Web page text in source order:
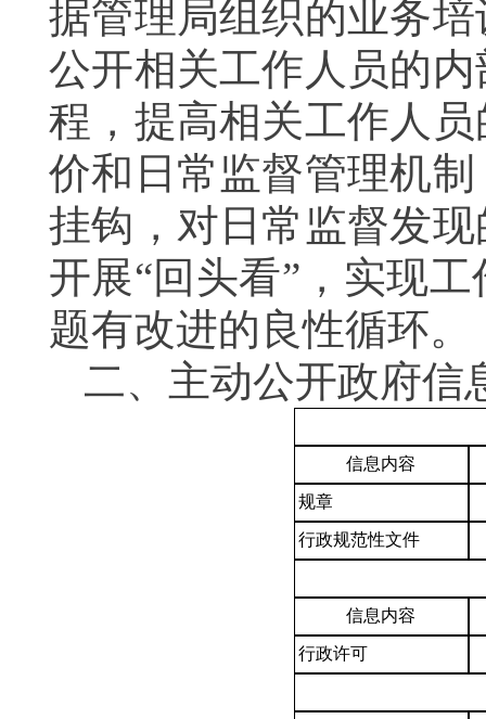
据管理局组织的业务
公开相关工作人员的
程，提高相关工作人
价和日常监督管理机
挂钩，对日常监督发
开展“回头看”，实现
题有改进的良性循环。
二、主动公开政府信
信息内容
规章
行政规范性文件
信息内容
行政许可